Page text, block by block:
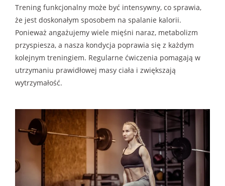
Trening funkcjonalny może być intensywny, co sprawia,
że jest doskonałym sposobem na spalanie kalorii.
Ponieważ angażujemy wiele mięśni naraz, metabolizm
przyspiesza, a nasza kondycja poprawia się z każdym
kolejnym treningiem. Regularne ćwiczenia pomagają w
utrzymaniu prawidłowej masy ciała i zwiększają
wytrzymałość.